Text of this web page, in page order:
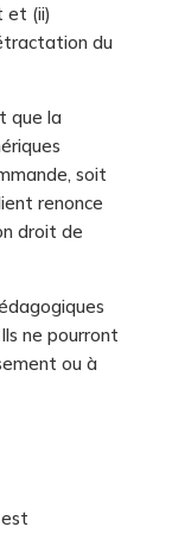
et (ii)
du
que la
soit
renonce
droit de
ne pourront
ou à